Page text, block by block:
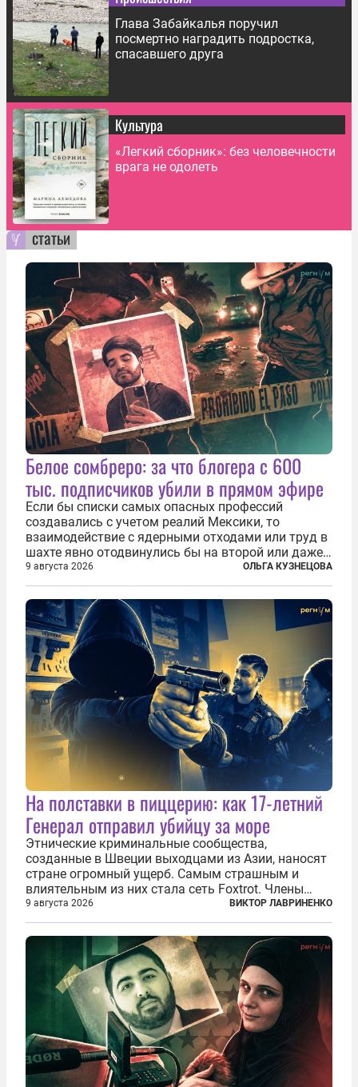
Глава Забайкалья поручил
посмертно наградить подростка,
спасавшего друга
Культура
«Легкий сборник»: без человечности
врага не одолеть
статьи
Белое сомбреро: за что блогера с 600
тыс. подписчиков убили в прямом эфире
Если бы списки самых опасных профессий
создавались с учетом реалий Мексики, то
взаимодействие с ядерными отходами или труд в
шахте явно отодвинулись бы на второй или даже
третий план. А вот блогерам, журналистам и
музыкантам пришлось бы выйти вперед. В
Кульякане, столице штата Синалоа, прямо во...
9 августа 2026 ОЛЬГА КУЗНЕЦОВА
На полставки в пиццерию: как 17-летний
Генерал отправил убийцу за море
Этнические криминальные сообщества,
созданные в Швеции выходцами из Азии, наносят
стране огромный ущерб. Самым страшным и
влиятельным из них стала сеть Foxtrot. Члены
этой сети не только убивают и грабят шведов,
подсаживают их на наркотики, но и совершают
нечто еще даже более страшное — массово...
9 августа 2026 ВИКТОР ЛАВРИНЕНКО